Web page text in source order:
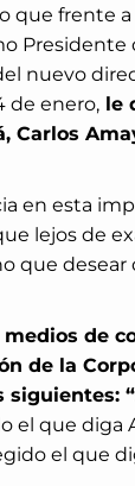
que frente
Presidente
nuevo
de enero,le
Carlos
en esta
lejos de
que
de
de la
el que diga
el que